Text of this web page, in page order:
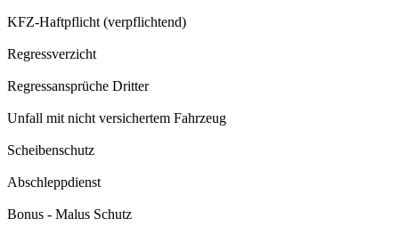
KFZ-Haftpflicht (verpflichtend)
Regressverzicht
Regressansprüche Dritter
Unfall mit nicht versichertem Fahrzeug
Scheibenschutz
Abschleppdienst
Bonus - Malus Schutz